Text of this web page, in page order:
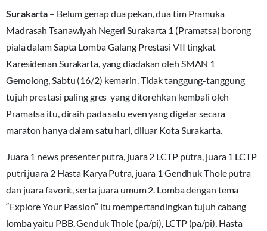
Surakarta – Belum genap dua pekan, dua tim Pramuka
Madrasah Tsanawiyah Negeri Surakarta 1 (Pramatsa) borong
piala dalam Sapta Lomba Galang Prestasi VII tingkat
Karesidenan Surakarta, yang diadakan oleh SMAN 1
Gemolong, Sabtu (16/2) kemarin. Tidak tanggung-tanggung
tujuh prestasi paling gres yang ditorehkan kembali oleh
Pramatsa itu, diraih pada satu even yang digelar secara
maraton hanya dalam satu hari, diluar Kota Surakarta.
Juara 1 news presenter putra, juara 2 LCTP putra, juara 1 LCTP
putri,juara 2 Hasta Karya Putra, juara 1 Gendhuk Thole putra
dan juara favorit, serta juara umum 2. Lomba dengan tema
“Explore Your Passion” itu mempertandingkan tujuh cabang
lomba yaitu PBB, Genduk Thole (pa/pi), LCTP (pa/pi), Hasta